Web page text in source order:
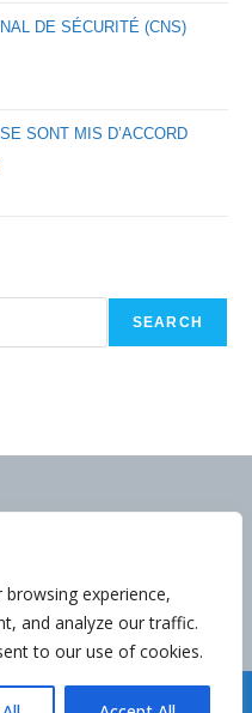
experience,
and analyze our traffic.
to our use of cookies.
DE SÉCURITÉ (CNS)
SONT MIS D’ACCORD
SEARCH